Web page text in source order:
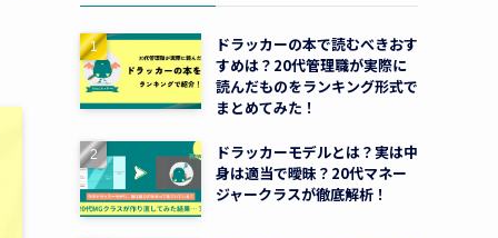
ドラッカーの本で読むべきおす
すめは？20代管理職が実際に
読んだものをランキング形式で
まとめてみた！
ドラッカーモデルとは？実は中
身は適当で曖昧？20代マネー
ジャークラスが徹底解析！